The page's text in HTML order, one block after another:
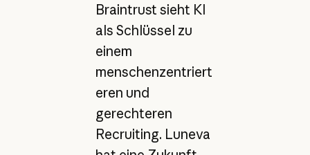
Braintrust sieht KI
als Schlüssel zu
einem
menschenzentriert
eren und
gerechteren
Recruiting. Luneva